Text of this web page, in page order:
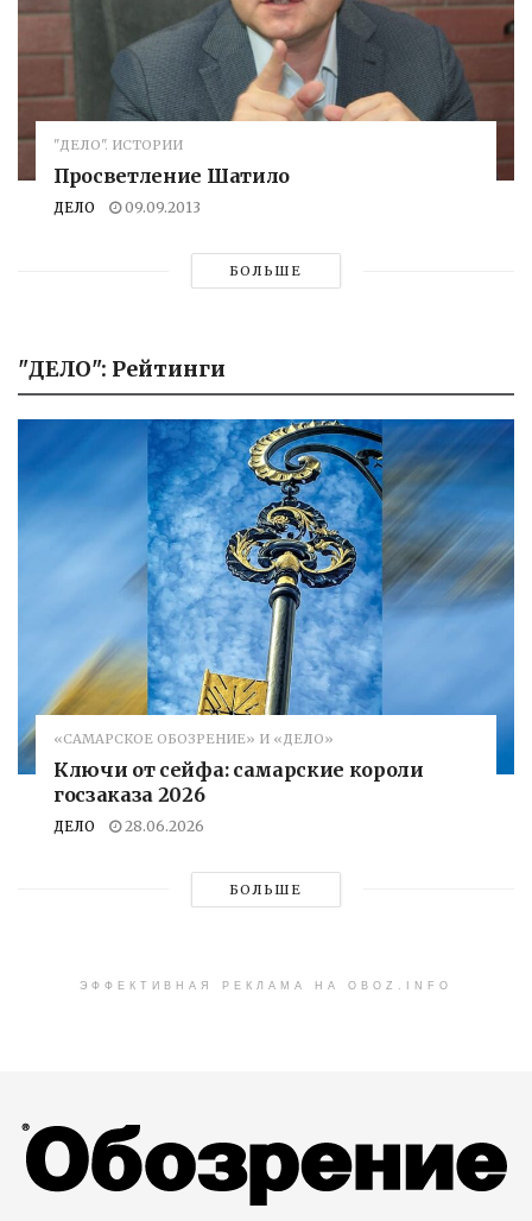
"ДЕЛО". ИСТОРИИ
Просветление Шатило
ДЕЛО 09.09.2013
БОЛЬШЕ
"ДЕЛО": Рейтинги
«САМАРСКОЕ ОБОЗРЕНИЕ» И «ДЕЛО»
Ключи от сейфа: самарские короли
госзаказа 2026
ДЕЛО 28.06.2026
БОЛЬШЕ
ЭФФЕКТИВНАЯ РЕКЛАМА НА OBOZ.INFO